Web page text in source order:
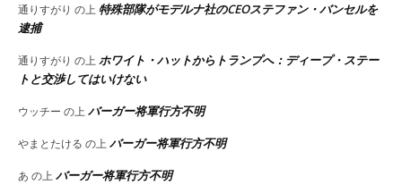
通りすがり の上特殊部隊がモデルナ社のCEOステファン・バンセルを
逮捕
通りすがり の上ホワイト・ハットからトランプへ：ディープ・ステー
トと交渉してはいけない
ウッチー の上バーガー将軍行方不明
やまとたける の上バーガー将軍行方不明
あ の上バーガー将軍行方不明